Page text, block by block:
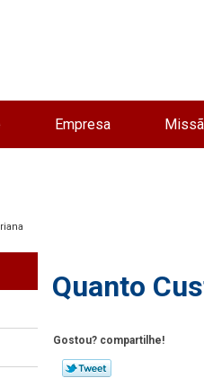
Empresa
Quanto
Gostou? compartilhe!